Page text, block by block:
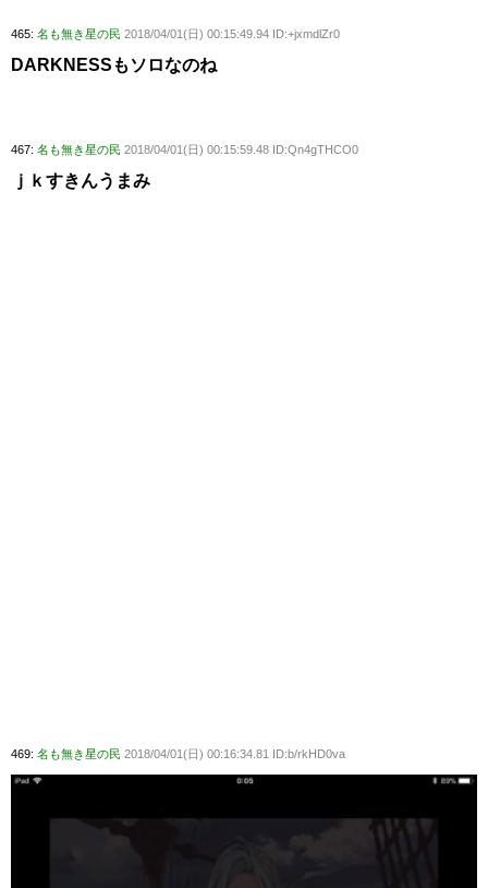
465: 名も無き星の民 2018/04/01(日) 00:15:49.94 ID:+jxmdlZr0
DARKNESSもソロなのね
467: 名も無き星の民 2018/04/01(日) 00:15:59.48 ID:Qn4gTHCO0
ｊｋすきんうまみ
469: 名も無き星の民 2018/04/01(日) 00:16:34.81 ID:b/rkHD0va